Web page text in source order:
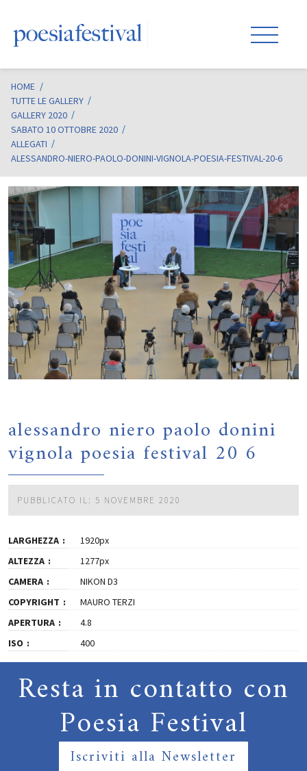
HOME /
TUTTE LE GALLERY
GALLERY 2020
SABATO 10 OTTOBRE 2020
ALLEGATI
ALESSANDRO-NIERO-PAOLO-DONINI-VIGNOLA-POESIA-FESTIVAL-20-6
alessandro niero paolo donini
vignola poesia festival 20 6
PUBBLICATO IL: 5 NOVEMBRE 2020
LARGHEZZA
1920px
ALTEZZA
1277px
CAMERA
NIKON D3
COPYRIGHT
MAURO TERZI
APERTURA
4.8
ISO
400
Resta in contatto con
Poesia Festival
Iscriviti alla Newsletter